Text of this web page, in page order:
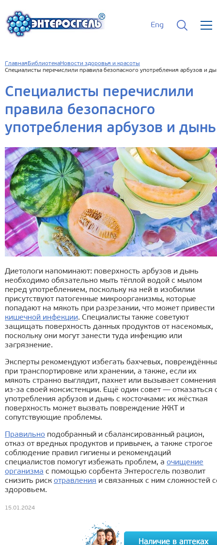
Eng
Главная БиблиотекаНовости здоровья и красоты
Специалисты перечислили правила безопасного употребления арбузов и
Специалисты перечислили
правила безопасного
употребления арбузов и дынь
Диетологи напоминают: поверхность арбузов и дынь
необходимо обязательно мыть тёплой водой с мылом
перед употреблением, поскольку на ней в изобилии
присутствуют патогенные микроорганизмы, которые
попадают на мякоть при разрезании, что может привести
кишечной инфекции. Специалисты также советуют
защищать поверхность данных продуктов от насекомых,
поскольку они могут занести туда инфекцию или
загрязнение.
Эксперты рекомендуют избегать бахчевых,
при транспортировке или хранении, а также, если их
мякоть странно выглядит, пахнет или вызывает сомнения
из-за своей консистенции. Ещё один совет — отказаться
употребления арбузов и дынь с косточками: их жёсткая
поверхность может вызвать повреждение ЖКТ и
сопутствующие проблемы.
Правильно подобранный и сбалансированный рацион,
отказ от вредных продуктов и привычек, а также строгое
соблюдение правил гигиены и рекомендаций
специалистов помогут избежать проблем, а очищение
организма с помощью сорбента Энтеросгель позволит
снизить риск отравления и связанных с ним сложностей
здоровьем.
15.01.2024